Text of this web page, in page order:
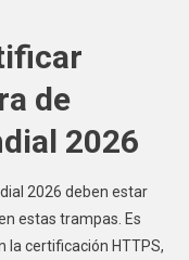
de
2026
2026 deben estar
estas trampas. Es
la certificación HTTPS,